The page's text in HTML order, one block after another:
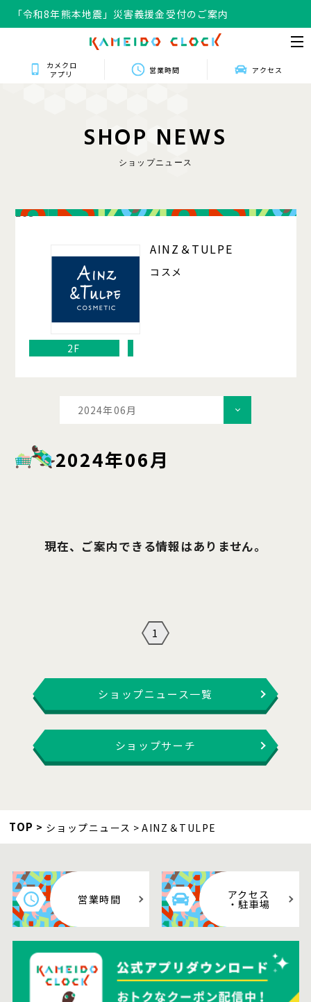
「令和8年熊本地震」災害義援金受付のご案内
カメクロ
アプリ
営業時間 アクセス
SHOP NEWS
ショップニュース
203
AINZ＆TULPE
コスメ
2F
2024年06月
2024年06月
現在、ご案内できる情報はありません。
1
ショップニュース一覧
ショップサーチ
TOP ショップニュース AINZ＆TULPE
営業時間 アクセス
・駐車場